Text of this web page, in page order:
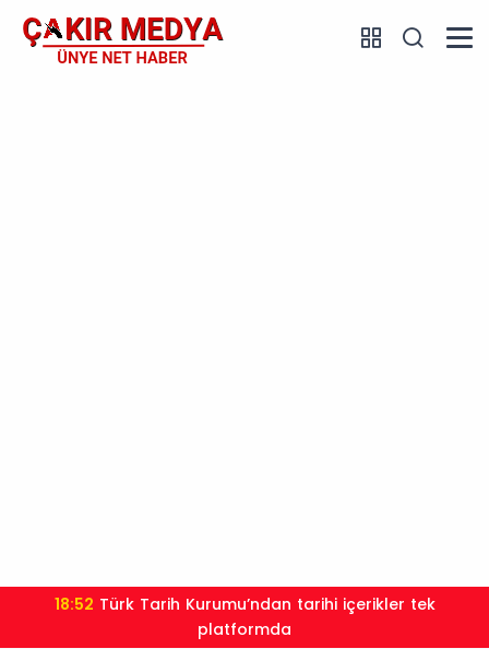
18:52
platformda